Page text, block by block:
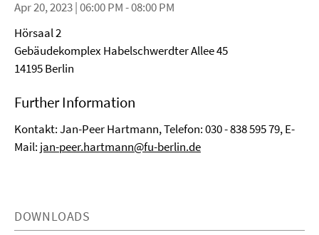
Apr 20, 2023 | 06:00 PM - 08:00 PM
Hörsaal 2
Gebäudekomplex Habelschwerdter Allee 45
14195 Berlin
Further Information
Kontakt: Jan-Peer Hartmann, Telefon: 030 - 838 595 79, E-
Mail: jan-peer.hartmann@fu-berlin.de
DOWNLOADS